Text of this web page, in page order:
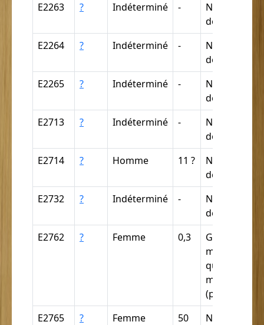
E2263
? Indéterminé -
Nègre (par
déduction)
E2264
? Indéterminé -
Nègre (par
déduction)
E2265
? Indéterminé -
Nègre (par
déduction)
E2713
? Indéterminé -
Nègre (par
déduction)
E2714
? Homme 11 ?
Nègre (par
déduction)
E2732
? Indéterminé -
Nègre (par
déduction)
E2762
? Femme 0,3
Griffe, câpre,
mulâtre,
quarteron,
(par
E2765
? Femme 50
Nègre,